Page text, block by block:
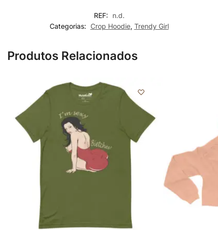
REF:
n.d.
Categorias:
Crop Hoodie, Trendy Girl
Produtos Relacionados